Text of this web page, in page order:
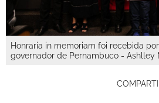
Honraria in memoriam foi recebida
governador de Pernambuco -